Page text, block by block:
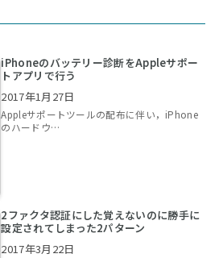
iPhoneのバッテリー診断をAppleサポー
トアプリで行う
2017年1月27日
Appleサポートツールの配布に伴い，iPhone
のハードウ…
2ファクタ認証にした覚えないのに勝手に
設定されてしまった2パターン
2017年3月22日